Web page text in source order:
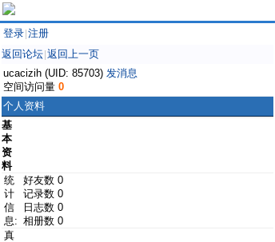
登录 注册
返回论坛 返回上一页
ucacizih (UID: 85703) 发消息
空间访问量 0
个人资料
基
本
资
料
统
计
信
息:
好友数 0
记录数 0
日志数 0
相册数 0
真